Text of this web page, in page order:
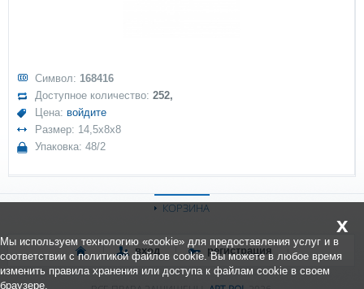
Символ: 168416
Доступное количество:252,
Цена: войдите
Размер: 14,5x8x8
Упаковка: 48/2
КОРЗИНА
вход регистрация
x
Мы используем технологию «cookie» для предоставления услуг и в
соответствии с политикой файлов cookie. Вы можете в любое время
изменить правила хранения или доступа к файлам cookie в своем
браузере.